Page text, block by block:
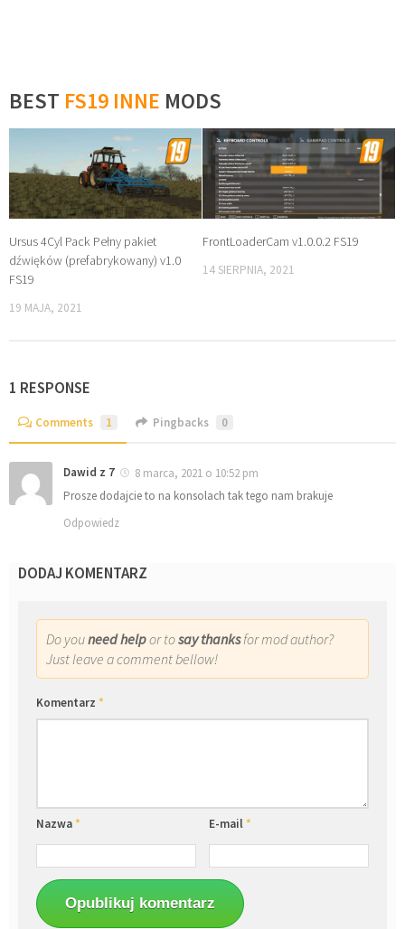
BEST FS19 INNE MODS
Ursus 4Cyl Pack Pełny pakiet
dźwięków (prefabrykowany) v1.0
FS19
19 MAJA, 2021
FrontLoaderCam v1.0.0.2 FS19
14 SIERPNIA, 2021
1 RESPONSE
Comments 1 Pingbacks 0
Dawid z 7
8 marca, 2021 o 10:52 pm
Prosze dodajcie to na konsolach tak tego nam brakuje
Odpowiedz
DODAJ KOMENTARZ
Do youneed helpor tosay thanksfor mod author?
Just leave a comment bellow!
Komentarz *
Nazwa* E-mail*